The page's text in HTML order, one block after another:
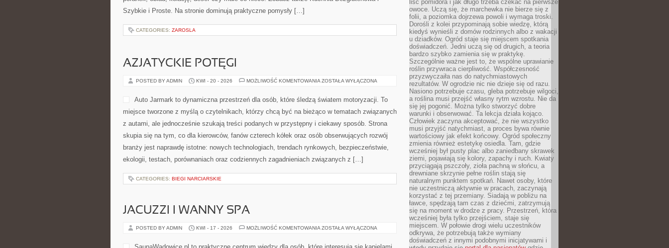
Szybkie i Proste. Na stronie dominują praktyczne pomysły […]
CATEGORIES: ZAROSLA
AZJATYCKIE POTĘGI
POSTED BY ADMIN KWI - 20 - 2026 MOŻLIWOŚĆ KOMENTOWANIA AZJATYCKIE
ZOSTAŁA WYŁĄCZONA
Auto Jarmark to dynamiczna przestrzeń dla osób, które śledzą światem motoryzacji. To
miejsce tworzone z myślą o czytelnikach, którzy chcą być na bieżąco w tematach związanych
z autami, ale jednocześnie szukają treści podanych w przystępny i ciekawy sposób. Strona
skupia się na tym, co dla kierowców, fanów czterech kółek oraz osób obserwujących rozwój
branży jest naprawdę istotne: nowych technologiach, trendach rynkowych, bezpieczeństwie,
ekologii, testach, porównaniach oraz codziennych zagadnieniach związanych z […]
CATEGORIES: BIEGI NARCIARSKIE
JACUZZI I WANNY SPA
POSTED BY ADMIN KWI - 17 - 2026 MOŻLIWOŚĆ KOMENTOWANIA JACUZZI
SPA
ZOSTAŁA WYŁĄCZONA
liść pomidora i jak długo trzeba czekać na pierwsze
owoce. Uczą się, że marchewka nie bierze się z
folii, a poziomka dojrzewa powoli i wymaga troski.
Dorośli z kolei przypominają sobie wiedzę, którą
kiedyś wynieśli z domów rodzinnych albo z wakacji
u dziadków. Ogród staje się miejscem spotkania
doświadczeń. Jedni uczą się od drugich, a teoria
bardzo szybko zamienia się w praktykę.
Szczególnie ważne jest to, że wspólne uprawianie
roślin przywraca cierpliwość. Współczesność
przyzwyczaiła nas do natychmiastowych
rezultatów. W ogrodzie nic nie dzieje się od razu.
Nasiono potrzebuje czasu, gleba potrzebuje wilgoci,
a roślina musi przejść własny rytm wzrostu. Nie da
się jej pogonić. Można tylko stworzyć dobre
warunki i obserwować. Ta lekcja działa kojąco.
Człowiek zaczyna akceptować, że nie wszystko
musi przyjść natychmiast, a proces bywa równie
wartościowy jak efekt końcowy. Ogród społeczny
zmienia również estetykę osiedla. Tam, gdzie
wcześniej był pusty plac albo zaniedbany skrawek
ziemi, pojawiają się kolory, zapachy i ruch. Kwiaty
przyciągają pszczoły, zioła pachną w słońcu, a
drewniane skrzynie pełne roślin stają się
naturalnym punktem spotkań. Nawet osoby, które
nie uczestniczą aktywnie w pracach, zaczynają
korzystać z tej przemiany. Siadają w pobliżu na
ławce, spędzają tam czas z dziećmi, zatrzymują
się na moment w drodze z pracy. Przestrzeń, która
wcześniej była tylko przejściem, staje się
miejscem. W połowie drogi wielu uczestników
odkrywa, że potrzebują także wymiany
doświadczeń z innymi podobnymi inicjatywami i